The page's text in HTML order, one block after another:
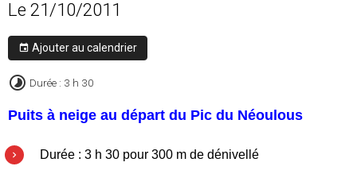
Le 21/10/2011
Ajouter au calendrier
Durée : 3 h 30
Puits à neige au départ du Pic du Néoulous
Durée : 3 h 30 pour 300 m de dénivellé